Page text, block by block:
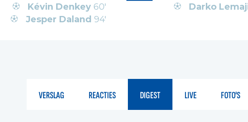
Kévin Denkey60'
Jesper Daland 94'
Darko
VERSLAG REACTIES DIGEST LIVE FOTO'S